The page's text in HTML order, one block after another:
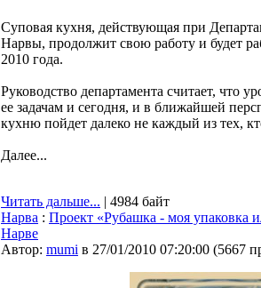
Суповая кухня, действующая при
Нарвы, продолжит свою работу и будет
2010 года.
Руководство департамента считает, что
ее задачам и сегодня, и в ближайшей
кухню пойдет далеко не каждый из тех,
Далее...
Читать дальше... | 4984 байт
Нарва : Проект «Рубашка - моя упаковка
Нарве
Автор: mumi в 27/01/2010 07:20:00 (5667